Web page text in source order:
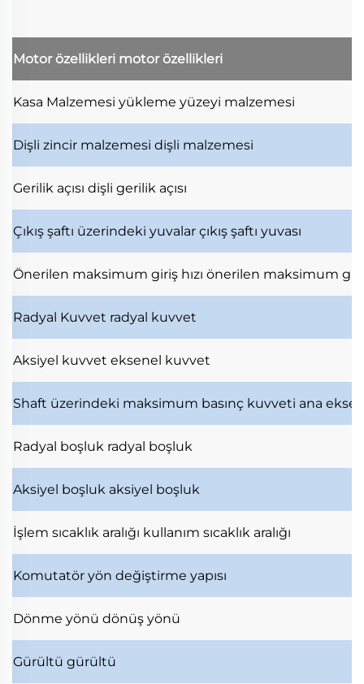
Motor özellikleri motor özellikleri
Kasa Malzemesi yükleme yüzeyi malzemesi
Dişli zincir malzemesi dişli malzemesi
Gerilik açısı dişli gerilik açısı
Çıkış şaftı üzerindeki yuvalar çıkış şaftı yuvası
Önerilen maksimum giriş hızı önerilen maksimum
Radyal Kuvvet radyal kuvvet
Aksiyel kuvvet eksenel kuvvet
Shaft üzerindeki maksimum basınç kuvveti ana
Radyal boşluk radyal boşluk
Aksiyel boşluk aksiyel boşluk
İşlem sıcaklık aralığı kullanım sıcaklık aralığı
Komutatör yön değiştirme yapısı
Dönme yönü dönüş yönü
Gürültü gürültü